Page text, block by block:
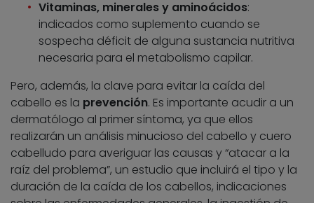
Vitaminas, minerales y aminoácidos:
indicados como suplemento cuando se
sospecha déficit de alguna sustancia nutritiva
necesaria para el metabolismo capilar.
Pero, además, la clave para evitar la caída del
cabello es la prevención. Es importante acudir a un
dermatólogo al primer síntoma, ya que ellos
realizarán un análisis minucioso del cabello y cuero
cabelludo para averiguar las causas y “atacar a la
raíz del problema”, un estudio que incluirá el tipo y la
duración de la caída de los cabellos, indicaciones